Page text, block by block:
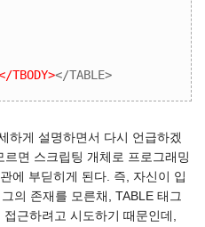
TBODY></TABLE>
하게 설명하면서 다시 언급하겠
면 스크립팅 개체로 프로그래밍
에 부딛히게 된다. 즉, 자신이 입
의 존재를 모른채, TABLE 태그
근하려고 시도하기 때문인데,